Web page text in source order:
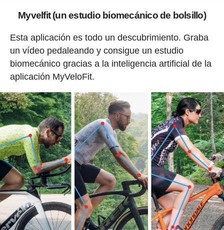
Myvelfit (un estudio biomecánico de bolsillo)
Esta aplicación es todo un descubrimiento. Graba
un vídeo pedaleando y consigue un estudio
biomecánico gracias a la inteligencia artificial de la
aplicación MyVeloFit.